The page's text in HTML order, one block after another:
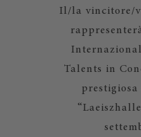
Il/la vincitore/
Talents in